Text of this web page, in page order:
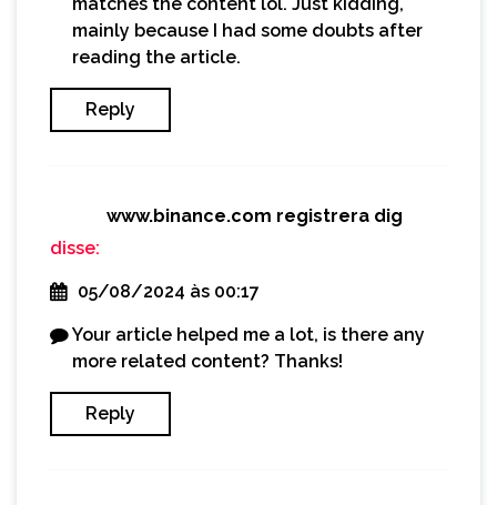
mainly because I had some doubts after
reading the article.
Reply
www.binance.com registrera dig
disse:
05/08/2024 às 00:17
Your article helped me a lot, is there any
more related content? Thanks!
Reply